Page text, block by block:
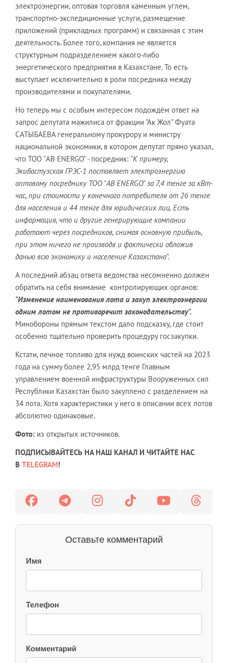
электроэнергии, оптовая торговля каменным углем,
транспортно-экспедиционные услуги, размещение
приложений (прикладных программ) и связанная с этим
деятельность. Более того, компания не является
структурным подразделением какого-либо
энергетического предприятия в Казахстане. То есть
выступает исключительно в роли посредника между
производителями и покупателями.
Но теперь мы с особым интересом подождём ответ на
запрос депутата мажилиса от фракции "Ак Жол" Фуата
САТЫБАЕВА генеральному прокурору и министру
национальной экономики, в котором депутат прямо указал,
что ТОО "AB ENERGO" - посредник: "К примеру,
Экибастузская ГРЭС-1 поставляет электроэнергию
оптовому посреднику ТОО "AB ENERGO" за 7,4 тенге за кВт-
час, при стоимости у конечного потребителя от 26 тенге
для населения и 44 тенге для юридических лиц. Есть
информация, что и другие генерирующие компании
работают через посредников, снимая основную прибыль,
при этом ничего не производя и фактически обложив
данью всю экономику и население Казахстана".
А последний абзац ответа ведомства несомненно должен
обратить на себя внимание контролирующих органов:
"Изменение наименования лота и закуп электроэнергии
одним лотом не противоречит законодательству".
Минобороны прямым текстом дало подсказку, где стоит
особенно тщательно проверить процедуру госзакупки.
Кстати, печное топливо для нужд воинских частей на 2023
года на сумму более 2,95 млрд тенге Главным
управлением военной инфраструктуры Вооруженных сил
Республики Казахстан было закуплено с разделением на
34 лота. Хотя характеристики у него в описании всех лотов
абсолютно одинаковые.
Фото: из открытых источников.
ПОДПИСЫВАЙТЕСЬ НА НАШ КАНАЛ И ЧИТАЙТЕ НАС
В TELEGRAM!
Оставьте комментарий
Имя
Телефон
Комментарий